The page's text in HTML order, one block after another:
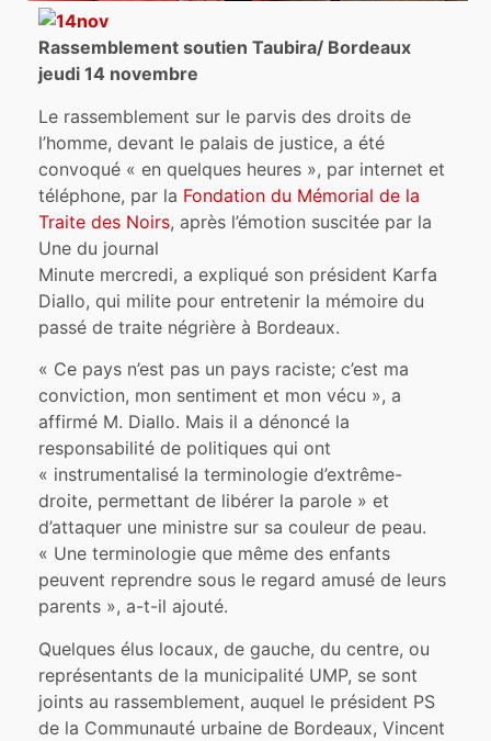
Rassemblement soutien Taubira/ Bordeaux
jeudi 14 novembre
Le rassemblement sur le parvis des droits de
l’homme, devant le palais de justice, a été
convoqué « en quelques heures », par internet et
téléphone, par la Fondation du Mémorial de la
Traite des Noirs, après l’émotion suscitée par la
Une du journal
Minute mercredi, a expliqué son président Karfa
Diallo, qui milite pour entretenir la mémoire du
passé de traite négrière à Bordeaux.
« Ce pays n’est pas un pays raciste; c’est ma
conviction, mon sentiment et mon vécu », a
affirmé M. Diallo. Mais il a dénoncé la
responsabilité de politiques qui ont
« instrumentalisé la terminologie d’extrême-
droite, permettant de libérer la parole » et
d’attaquer une ministre sur sa couleur de peau.
« Une terminologie que même des enfants
peuvent reprendre sous le regard amusé de leurs
parents », a-t-il ajouté.
Quelques élus locaux, de gauche, du centre, ou
représentants de la municipalité UMP, se sont
joints au rassemblement, auquel le président PS
de la Communauté urbaine de Bordeaux, Vincent